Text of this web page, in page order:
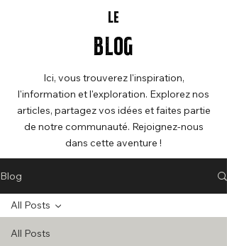
Le
Blog
Ici, vous trouverez l'inspiration,
l'information et l'exploration. Explorez nos
articles, partagez vos idées et faites partie
de notre communauté. Rejoignez-nous
dans cette aventure !
Blog
All Posts
All Posts